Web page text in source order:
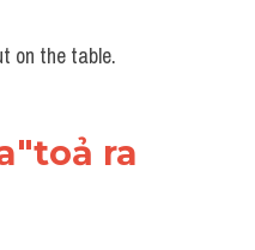
on the table.
ra